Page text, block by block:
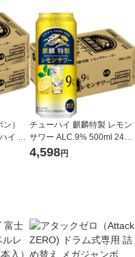
）
麒
350
チューハイ 麒麟特製 レモン
サワー ALC.9% 500ml 24本
キリン 酎ハイ
4,598円